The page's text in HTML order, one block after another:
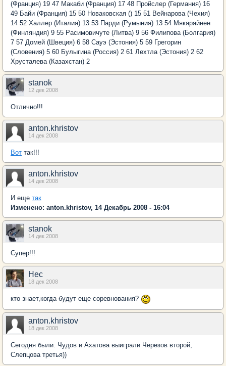
(Франция) 19 47 Макаби (Франция) 17 48 Пройслер (Германия) 16
49 Байи (Франция) 15 50 Новаковская () 15 51 Вейнарова (Чехия)
14 52 Халлер (Италия) 13 53 Парди (Румыния) 13 54 Мякяряйнен
(Финляндия) 9 55 Расимовичуте (Литва) 9 56 Филипова (Болгария)
7 57 Домей (Швеция) 6 58 Сауэ (Эстония) 5 59 Грегорин
(Словения) 5 60 Булыгина (Россия) 2 61 Лехтла (Эстония) 2 62
Хрусталева (Казахстан) 2
stanok
12 дек 2008
Отлично!!!
anton.khristov
14 дек 2008
Вот так!!!
anton.khristov
14 дек 2008
И еще так
Изменено: anton.khristov, 14 Декабрь 2008 - 16:04
stanok
14 дек 2008
Супер!!!
Нес
18 дек 2008
кто знает,когда будут еще соревнования?
anton.khristov
18 дек 2008
Сегодня были. Чудов и Ахатова выиграли Черезов второй,
Слепцова третья))